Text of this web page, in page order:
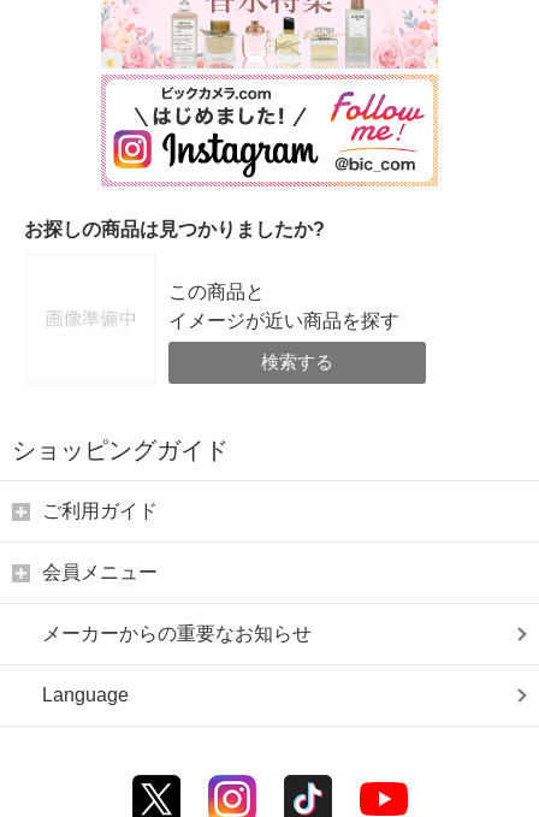
お探しの商品は見つかりましたか?
この商品と
イメージが近い商品を探す
検索する
ショッピングガイド
ご利用ガイド
会員メニュー
メーカーからの重要なお知らせ
Language